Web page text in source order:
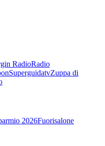
RadioRadio
SuperguidatvZuppa di
2026Fuorisalone